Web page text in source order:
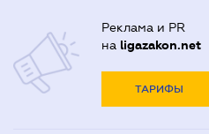
Реклама и PR
на ligazakon.net
ТАРИФЫ